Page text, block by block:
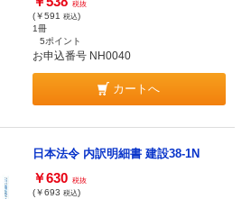
税抜
(￥591 税込)
1冊
5ポイント
お申込番号 NH0040
カートへ
日本法令 内訳明細書 建設38-1N
￥630 税抜
(￥693 税込)